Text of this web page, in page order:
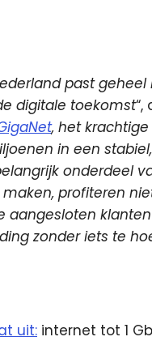
past geheel
digitale toekomst“,
, het
in een
onderdeel
profiteren
aangesloten
zonder iets te
uit: internet tot 1